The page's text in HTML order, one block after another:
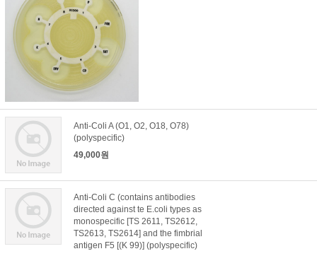
Anti-Coli A (O1, O2, O18, O78)
(polyspecific)
49,000원
Anti-Coli C (contains antibodies
directed against te E.coli types as
monospecific [TS 2611, TS2612,
TS2613, TS2614] and the fimbrial
antigen F5 [(K 99)] (polyspecific)